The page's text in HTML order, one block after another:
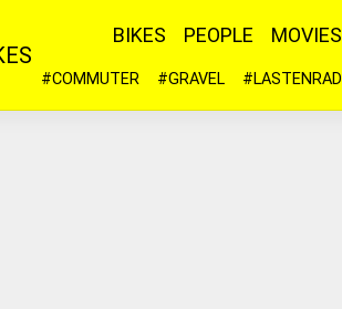
BIKES PEOPLE MOVIES
#COMMUTER #GRAVEL #LASTENRAD